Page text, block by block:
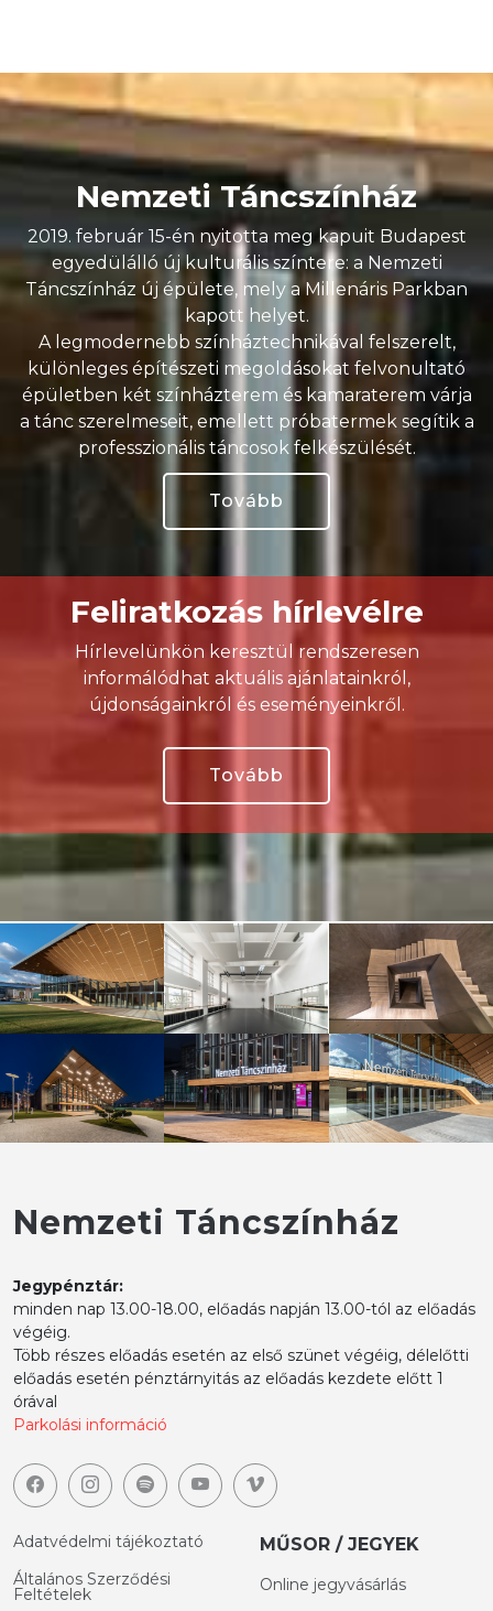
Nemzeti Táncszínház
2019. február 15-én nyitotta meg kapuit Budapest
egyedülálló új kulturális színtere: a Nemzeti
Táncszínház új épülete, mely a Millenáris Parkban
kapott helyet.
A legmodernebb színháztechnikával felszerelt,
különleges építészeti megoldásokat felvonultató
épületben két színházterem és kamaraterem várja
a tánc szerelmeseit, emellett próbatermek segítik a
professzionális táncosok felkészülését.
Tovább
Feliratkozás hírlevélre
Hírlevelünkön keresztül rendszeresen
informálódhat aktuális ajánlatainkról,
újdonságainkról és eseményeinkről.
Tovább
Nemzeti Táncszínház
Jegypénztár:
minden nap 13.00-18.00, előadás napján 13.00-tól az előadás
végéig.
Több részes előadás esetén az első szünet végéig, délelőtti
előadás esetén pénztárnyitás az előadás kezdete előtt 1
órával
Parkolási információ
Adatvédelmi tájékoztató
Általános Szerződési
Feltételek
MŰSOR / JEGYEK
Online jegyvásárlás